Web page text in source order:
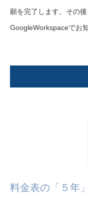
願を完了します。その
GoogleWorkspaceでお
料金表の「５年